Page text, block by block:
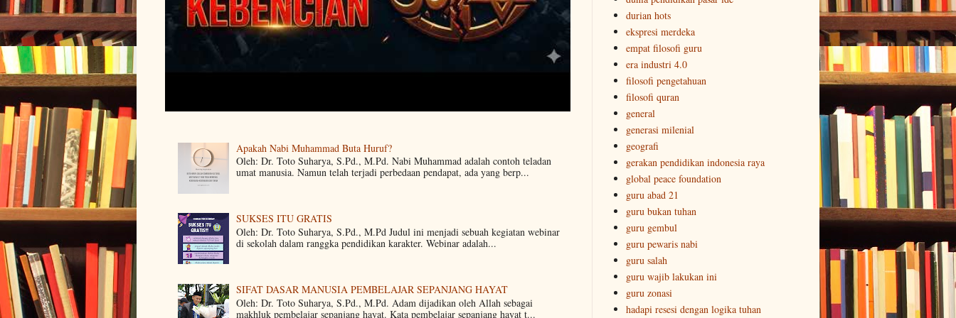
Apakah Nabi Muhammad Buta Huruf?
Oleh: Dr. Toto Suharya, S.Pd., M.Pd. Nabi Muhammad adalah contoh teladan
umat manusia. Namun telah terjadi perbedaan pendapat, ada yang berp...
SUKSES ITU GRATIS
Oleh: Dr. Toto Suharya, S.Pd., M.Pd Judul ini menjadi sebuah kegiatan webinar
di sekolah dalam ranggka pendidikan karakter. Webinar adalah...
SIFAT DASAR MANUSIA PEMBELAJAR SEPANJANG HAYAT
Oleh: Dr. Toto Suharya, S.Pd., M.Pd. Adam dijadikan oleh Allah sebagai
makhluk pembelajar sepanjang hayat. Kata pembelajar sepanjang hayat t...
durian hots
ekspresi merdeka
empat filosofi guru
era industri 4.0
filosofi pengetahuan
filosofi quran
general
generasi milenial
geografi
gerakan pendidikan indonesia raya
global peace foundation
guru abad 21
guru bukan tuhan
guru gembul
guru pewaris nabi
guru salah
guru wajib lakukan ini
guru zonasi
hadapi resesi dengan logika tuhan